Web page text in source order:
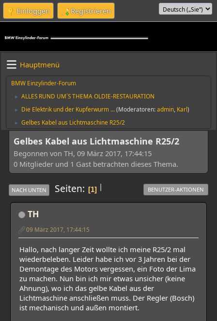
Einloggen Registrieren
Hauptmenü
BMW Einzylinder-Forum
► ALLES RUND UM´S THEMA OLDIE-RESTAURATION
► Die Elektrik und der Kupferwurm ...(Moderatoren:admin Karl)
► Gelbes Kabel aus Lichtmaschine R25/2
Gelbes Kabel aus Lichtmaschine R25/2
Begonnen von TH, 09 März 2017, 17:44:15
0 Mitglieder und 1 Gast betrachten dieses Thema.
|
NACH UNTEN Seiten 1 BENUTZER-AKTIONEN
TH
09 März 2017, 17:44:15
Hallo, nach langer Zeit wollte ich meine R25/2 mal
wiederbeleben. Leider habe ich vor 3 Jahren bei der
Demontage des Motors vergessen, ein Foto der Lima
zu machen. Nun bin ich mir etwas unsicher (keine
Ahnung), wo ich das gelbe Kabel aus der
Lichtmaschine anschließen muss. Der Regler (Bosch)
ist mechanisch und außen montiert.